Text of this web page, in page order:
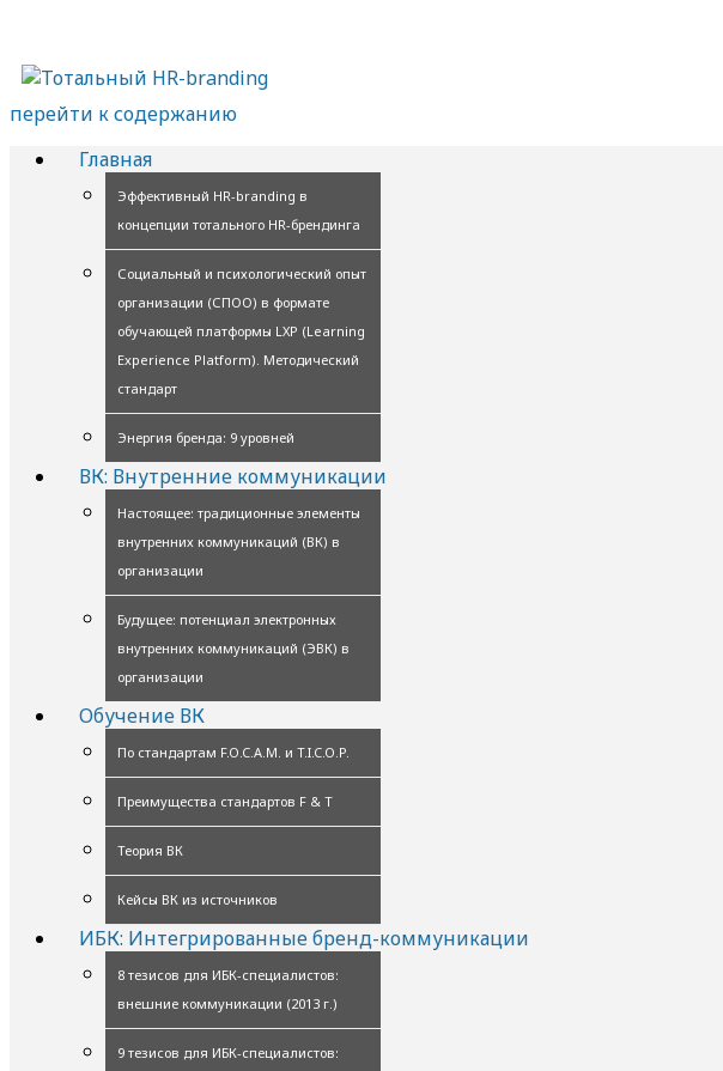
перейти к содержанию
Главная
Эффективный HR-branding в
концепции тотального HR-брендинга
Социальный и психологический опыт
организации (СПОО) в формате
обучающей платформы LXP (Learning
Experience Platform). Методический
стандарт
Энергия бренда: 9 уровней
ВК: Внутренние коммуникации
Настоящее: традиционные элементы
внутренних коммуникаций (ВК) в
организации
Будущее: потенциал электронных
внутренних коммуникаций (ЭВК) в
организации
Обучение ВК
По стандартам F.O.C.A.M. и T.I.C.O.P.
Преимущества стандартов F & T
Теория ВК
Кейсы ВК из источников
ИБК: Интегрированные бренд-коммуникации
8 тезисов для ИБК-специалистов:
внешние коммуникации (2013 г.)
9 тезисов для ИБК-специалистов: